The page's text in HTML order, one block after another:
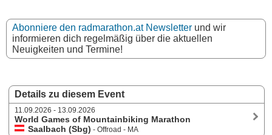
Details zu diesem Event
11.09.2026 - 13.09.2026
World Games of Mountainbiking Marathon
Saalbach (Sbg) - Offroad - MA
Abonniere den radmarathon.at Newsletter und wir
informieren dich regelmäßig über die aktuellen
Neuigkeiten und Termine!